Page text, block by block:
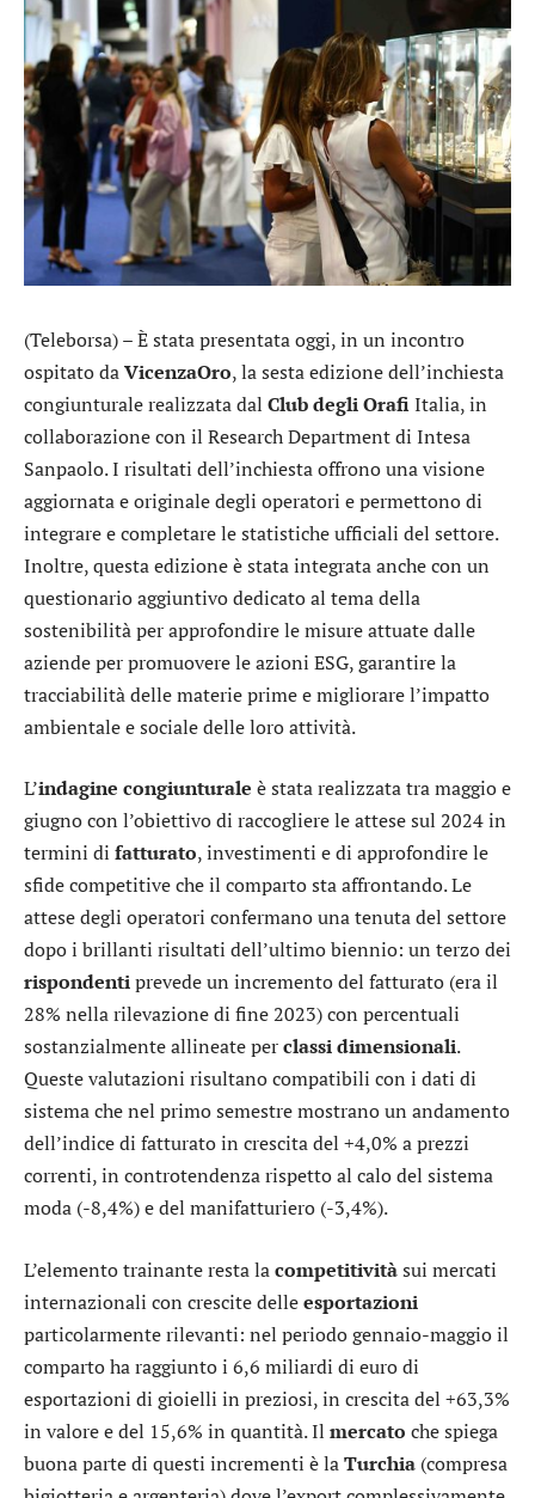
(Teleborsa) – È stata presentata oggi, in un incontro
ospitato daVicenzaOro, la sesta edizione dell’inchiesta
congiunturale realizzata dal Club degli OrafiItalia, in
collaborazione con il Research Department di Intesa
Sanpaolo. I risultati dell’inchiesta offrono una visione
aggiornata e originale degli operatori e permettono di
integrare e completare le statistiche ufficiali del settore.
Inoltre, questa edizione è stata integrata anche con un
questionario aggiuntivo dedicato al tema della
sostenibilità per approfondire le misure attuate dalle
aziende per promuovere le azioni ESG, garantire la
tracciabilità delle materie prime e migliorare l’impatto
ambientale e sociale delle loro attività.
L’indagine congiunturale è stata realizzata tra maggio e
giugno con l’obiettivo di raccogliere le attese sul 2024 in
termini di fatturato, investimenti e di approfondire le
sfide competitive che il comparto sta affrontando. Le
attese degli operatori confermano una tenuta del settore
dopo i brillanti risultati dell’ultimo biennio: un terzo dei
rispondentiprevede un incremento del fatturato (era il
28% nella rilevazione di fine 2023) con percentuali
sostanzialmente allineate perclassidimensionali.
Queste valutazioni risultano compatibili con i dati di
sistema che nel primo semestre mostrano un andamento
dell’indice di fatturato in crescita del +4,0% a prezzi
correnti, in controtendenza rispetto al calo del sistema
moda (-8,4%) e del manifatturiero (-3,4%).
L’elemento trainante resta lacompetitivitàsui mercati
internazionali con crescite delleesportazioni
particolarmente rilevanti: nel periodo gennaio-maggio il
comparto ha raggiunto i 6,6 miliardi di euro di
esportazioni di gioielli in preziosi, in crescita del +63,3%
in valore e del 15,6% in quantità. Il mercato che spiega
buona parte di questi incrementi è laTurchia (compresa